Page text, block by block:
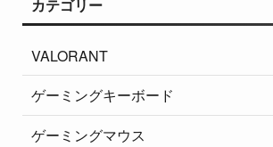
カテゴリー
VALORANT
ゲーミングキーボード
ゲーミングマウス